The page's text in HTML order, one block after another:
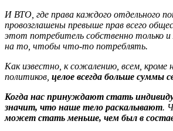
И ВТО, где права каждого отдельного
провозглашены превыше прав всего
этот потребитель собственно только
на то, чтобы что-то потреблять.
Как известно, к сожалению, всем, кроме
политиков, целое всегда больше суммы
Когда нас принуждают стать
значит, что наше тело раскалывают.
может стать меньше, чем был в